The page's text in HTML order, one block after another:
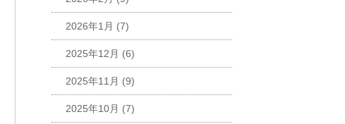
2026年1月 (7)
2025年12月 (6)
2025年11月 (9)
2025年10月 (7)